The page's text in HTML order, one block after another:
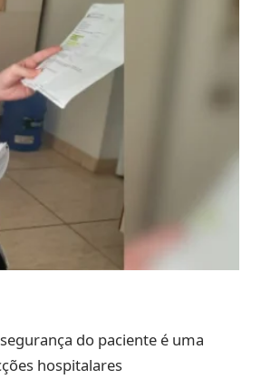
do paciente é uma
hospitalares